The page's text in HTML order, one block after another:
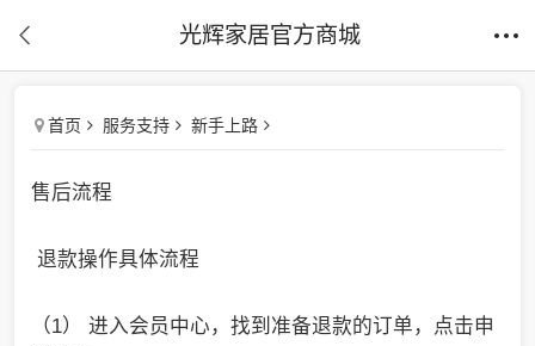
光辉家居官方商城
首页 服务支持 新手上路
售后流程
退款操作具体流程
（1） 进入会员中心，找到准备退款的订单，点击申